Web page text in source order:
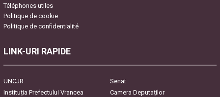
Téléphones utiles
Politique de cookie
Politique de confidentialité
LINK-URI RAPIDE
UNCJR
Senat
Instituția Prefectului Vrancea
Camera Deputaților